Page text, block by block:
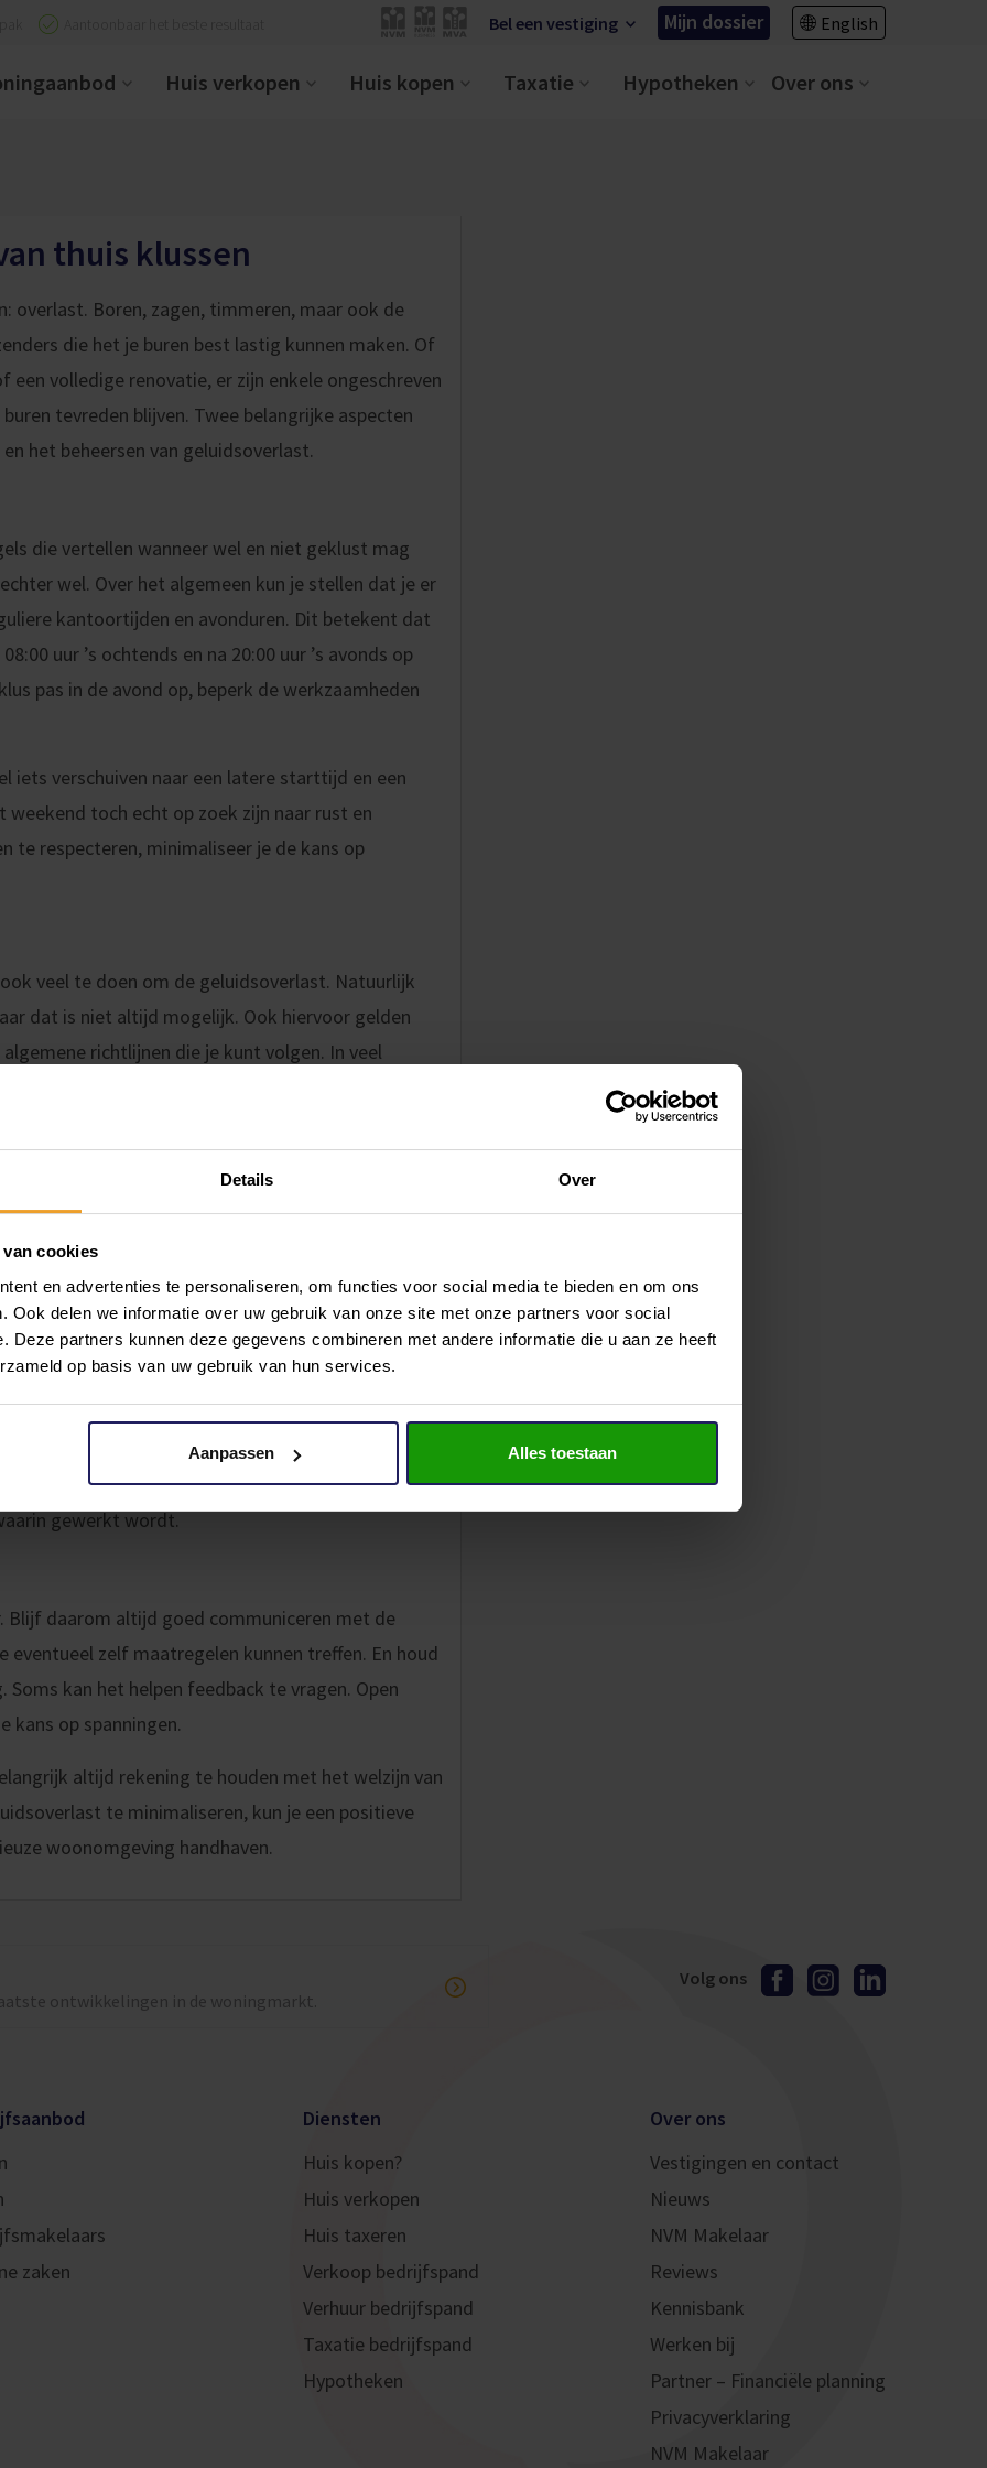
Details Over
cookies
en advertenties te personaliseren, om functies voor social media te bieden en om ons
Ook delen we informatie over uw gebruik van onze site met onze partners voor social
Deze partners kunnen deze gegevens combineren met andere informatie die u aan ze heeft
op basis van uw gebruik van hun services.
Aanpassen Alles toestaan
Bel een vestiging Mijn dossier English
Huis verkopen Huis kopen Taxatie Hypotheken Over ons
thuis klussen
overlast. Boren, zagen, timmeren, maar ook de
die het je buren best lastig kunnen maken. Of
volledige renovatie, er zijn enkele ongeschreven
tevreden blijven. Twee belangrijke aspecten
het beheersen van geluidsoverlast.
die vertellen wanneer wel en niet geklust mag
wel. Over het algemeen kun je stellen dat je er
kantoortijden en avonduren. Dit betekent dat
uur ’s ochtends en na 20:00 uur ’s avonds op
pas in de avond op, beperk de werkzaamheden
iets verschuiven naar een latere starttijd en een
toch echt op zoek zijn naar rust en
te respecteren, minimaliseer je de kans op
veel te doen om de geluidsoverlast. Natuurlijk
dat is niet altijd mogelijk. Ook hiervoor gelden
richtlijnen die je kunt volgen. In veel
vaak regels met betrekking tot
daar dus naar in je eigen gemeente.
overdag (bijvoorbeeld tussen 07:00 en 22:00
buiten een woning. Voor de beeldvorming: een
een boormachine of kettingzaag ongeveer 100 dB.
van jouw locatie om zeker te weten wat in jouw
maatregelen treffen. Denk bijvoorbeeld
materialen die trillingen kunnen verminderen en
bevestigingen. Heb je een grote klus,
gewerkt wordt.
Blijf daarom altijd goed communiceren met de
zelf maatregelen kunnen treffen. En houd
kan het helpen feedback te vragen. Open
kans op spanningen.
altijd rekening te houden met het welzijn van
te minimaliseren, kun je een positieve
woonomgeving handhaven.
ontwikkelingen in de woningmarkt.
Volg ons
zaken
Diensten
Huis kopen?
Huis verkopen
Huis taxeren
Verkoop bedrijfspand
Verhuur bedrijfspand
Taxatie bedrijfspand
Hypotheken
Over ons
Vestigingen en contact
Nieuws
NVM Makelaar
Reviews
Kennisbank
Werken bij
Partner – Financiële planning
Privacyverklaring
NVM Makelaar